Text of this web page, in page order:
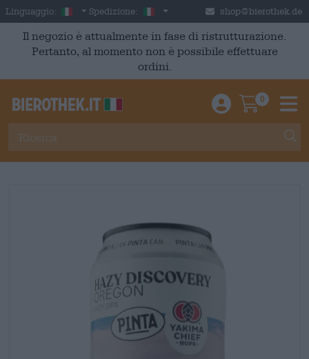
Skip to main content
Linguaggio: Italian
Spedizione: Italia shop@bierothek.de
Il negozio è attualmente in fase di ristrutturazione.
Pertanto, al momento non è possibile effettuare
ordini.
Einloggen /
0